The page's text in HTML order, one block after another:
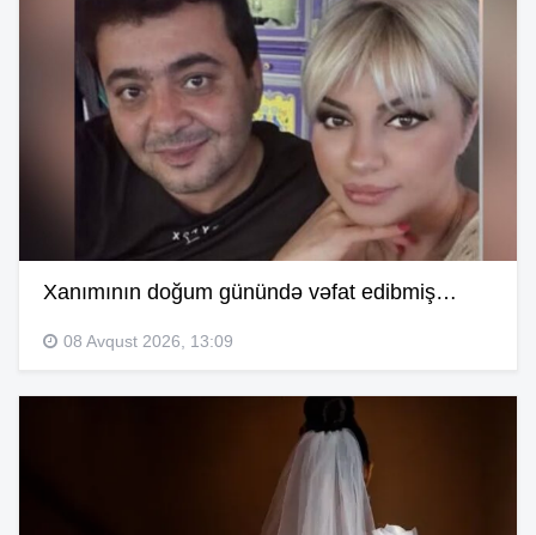
Xanımının doğum günündə vəfat edibmiş…
08 Avqust 2026, 13:09